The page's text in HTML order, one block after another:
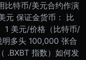
比特币/美元合约作演
元 保证金货币： 比
1 美元/价格（比特币/
明多头 100,000 张合
.BXBT 指数）如何发